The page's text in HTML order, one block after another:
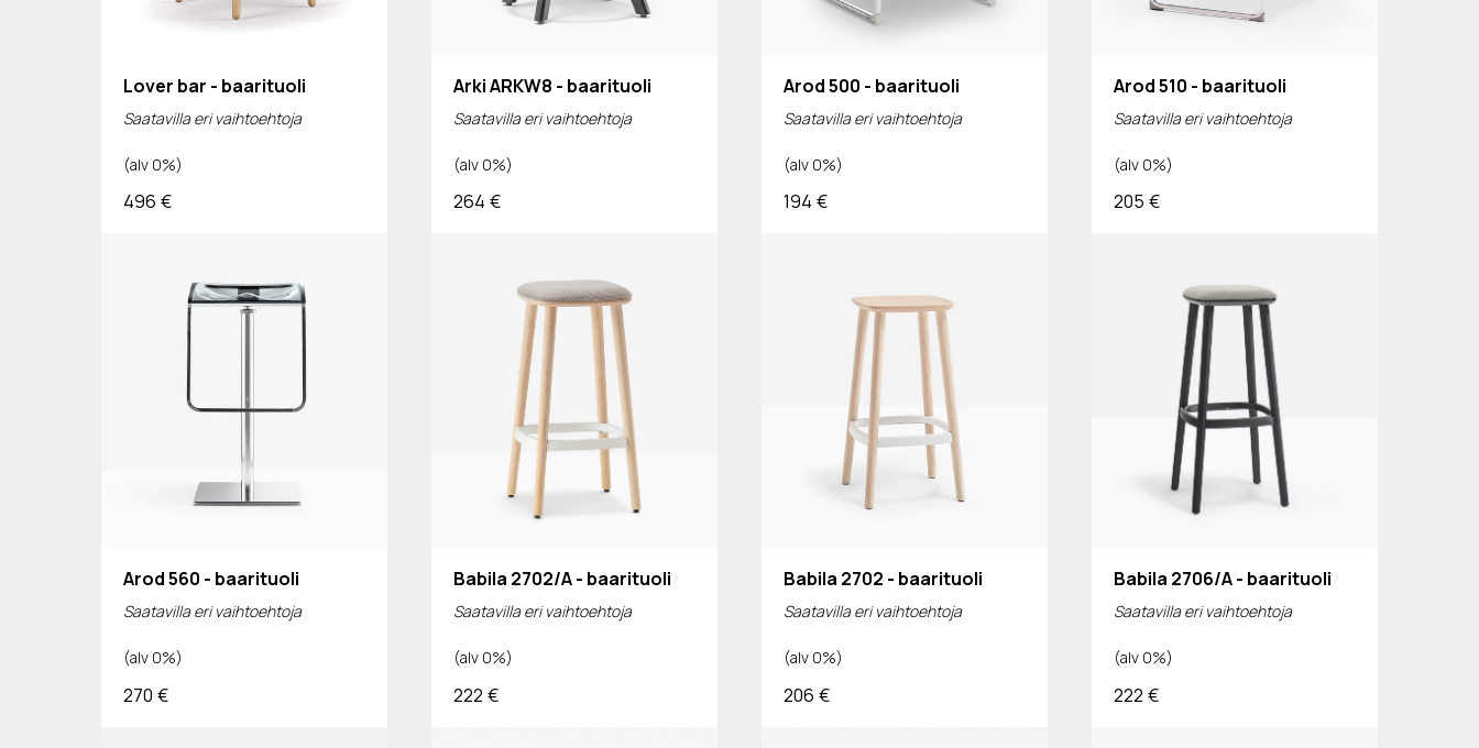
Lover bar - baarituoli
Saatavilla eri vaihtoehtoja
(alv 0%)
496 €
Arki ARKW8 - baarituoli
Saatavilla eri vaihtoehtoja
(alv 0%)
264 €
Arod 500 - baarituoli
Saatavilla eri vaihtoehtoja
(alv 0%)
194 €
Arod 510 - baarituoli
Saatavilla eri vaihtoehtoja
(alv 0%)
205 €
Arod 560 - baarituoli
Saatavilla eri vaihtoehtoja
(alv 0%)
270 €
Babila 2702/A - baarituoli
Saatavilla eri vaihtoehtoja
(alv 0%)
222 €
Babila 2702 - baarituoli
Saatavilla eri vaihtoehtoja
(alv 0%)
206 €
Babila 2706/A - baarituoli
Saatavilla eri vaihtoehtoja
(alv 0%)
222 €